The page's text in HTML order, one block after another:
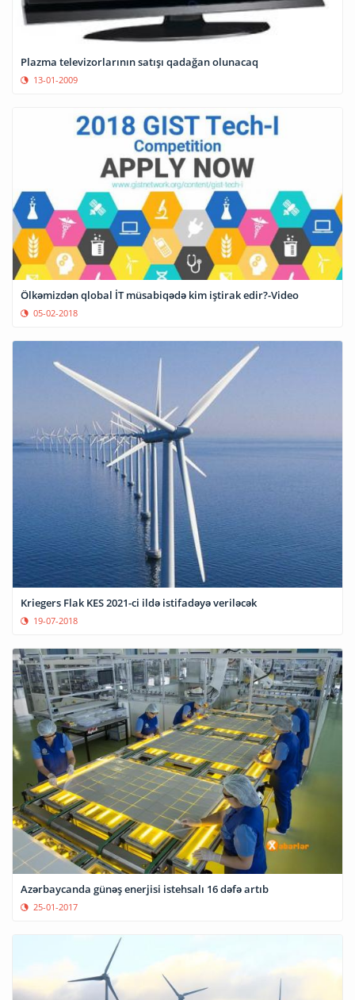
Plazma televizorlarının satışı qadağan olunacaq
13-01-2009
Ölkəmizdən qlobal İT müsabiqədə kim iştirak edir?-Video
05-02-2018
Kriegers Flak KES 2021-ci ildə istifadəyə veriləcək
19-07-2018
Azərbaycanda günəş enerjisi istehsalı 16 dəfə artıb
25-01-2017